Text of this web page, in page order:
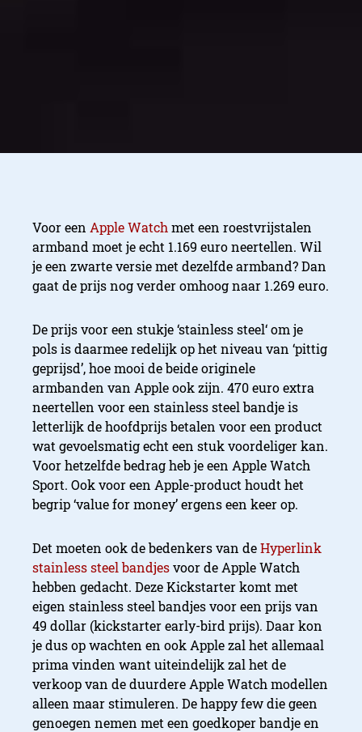
Voor een Apple Watch met een roestvrijstalen
armband moet je echt 1.169 euro neertellen. Wil
je een zwarte versie met dezelfde armband? Dan
gaat de prijs nog verder omhoog naar 1.269 euro.
De prijs voor een stukje ‘stainless steel‘ om je
pols is daarmee redelijk op het niveau van ‘pittig
geprijsd’, hoe mooi de beide originele
armbanden van Apple ook zijn. 470 euro extra
neertellen voor een stainless steelbandje is
letterlijk de hoofdprijs betalen voor een product
wat gevoelsmatig echt een stuk voordeliger kan.
Voor hetzelfde bedrag heb je een Apple Watch
Sport. Ook voor een Apple-product houdt het
begrip ‘value for money’ ergens een keer op.
Det moeten ook de bedenkers van deHyperlink
stainless steel bandjesvoor de Apple Watch
hebben gedacht. Deze Kickstarter komt met
eigen stainless steel bandjes voor een prijs van
49 dollar (kickstarter early-bird prijs). Daar kon
je dus op wachten en ook Apple zal het allemaal
prima vinden want uiteindelijk zal het de
verkoop van de duurdere Apple Watch modellen
alleen maar stimuleren. De happy few die geen
genoegen nemen met een goedkoper bandje en